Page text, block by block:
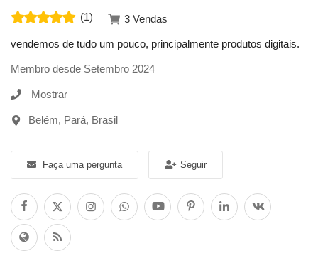
Registrar
Localização
(1) 3 Vendas
vendemos de tudo um pouco, principalmente produtos digitais.
Membro desde Setembro 2024
Mostrar
Belém, Pará, Brasil
Faça uma pergunta Seguir